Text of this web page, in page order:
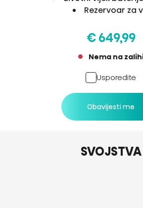
Rezervoar za
€ 649,99
Nema na
Usporedite
Obavijesti me
SVOJSTVA